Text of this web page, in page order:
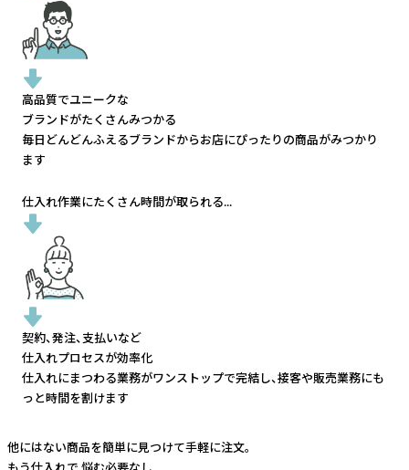
高品質でユニークな
ブランドがたくさんみつかる
毎日どんどんふえるブランドからお店にぴったりの商品がみつかり
ます
仕入れ作業にたくさん時間が取られる...
契約、発注、支払いなど
仕入れプロセスが効率化
仕入れにまつわる業務がワンストップで完結し、接客や販売業務にも
っと時間を割けます
他にはない商品を簡単に見つけて手軽に注文。